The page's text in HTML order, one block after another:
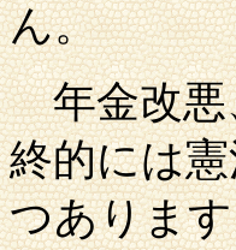
ん。
年金改悪
終的には
つありま